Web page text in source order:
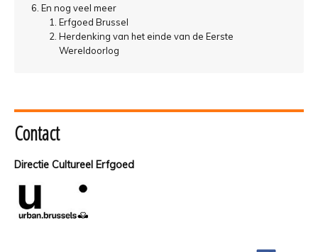
En nog veel meer
Erfgoed Brussel
Herdenking van het einde van de Eerste
Wereldoorlog
Contact
Directie Cultureel Erfgoed